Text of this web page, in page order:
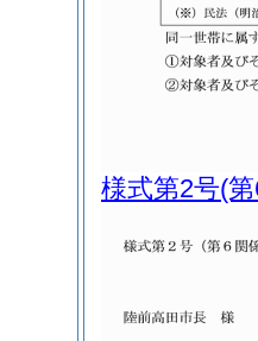
様式第2号(